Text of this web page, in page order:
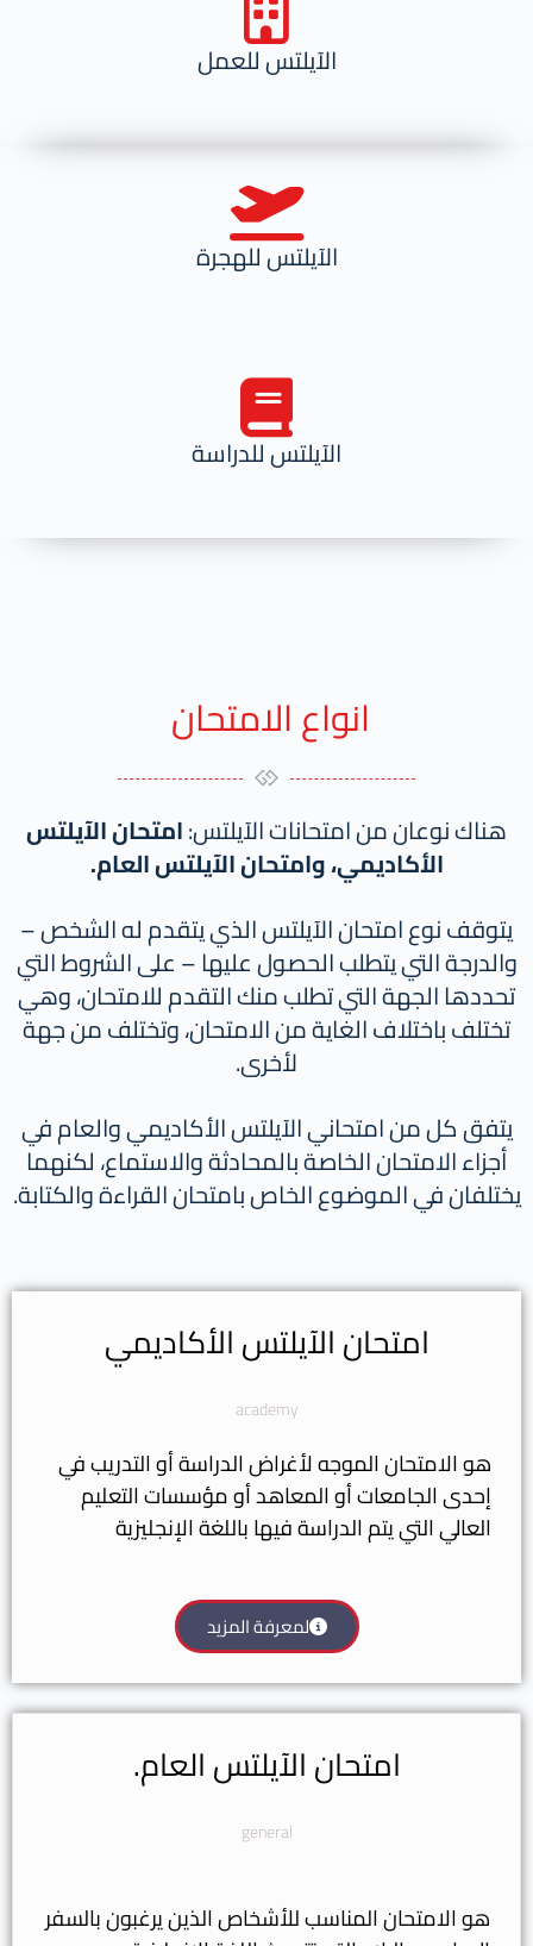
الآيلتس للعمل
الآيلتس للهجرة
الآيلتس للدراسة
انواع الامتحان ​
هناك نوعان من امتحانات الآيلتس:امتحان الآيلتس
الأكاديمي، وامتحان الآيلتس العام.
يتوقف نوع امتحان الآيلتس الذي يتقدم له الشخص –
والدرجة التي يتطلب الحصول عليها – على الشروط التي
تحددها الجهة التي تطلب منك التقدم للامتحان، وهي
تختلف باختلاف الغاية من الامتحان، وتختلف من جهة
لأخرى.
يتفق كل من امتحاني الآيلتس الأكاديمي والعام في
أجزاء الامتحان الخاصة بالمحادثة والاستماع، لكنهما
يختلفان في الموضوع الخاص بامتحان القراءة والكتابة.
امتحان الآيلتس الأكاديمي
academy
هو الامتحان الموجه لأغراض الدراسة أو التدريب في
إحدى الجامعات أو المعاهد أو مؤسسات التعليم
العالي التي يتم الدراسة فيها باللغة الإنجليزية​
لمعرفة المزيد
امتحان الآيلتس العام.
general
هو الامتحان المناسب للأشخاص الذين يرغبون بالسفر